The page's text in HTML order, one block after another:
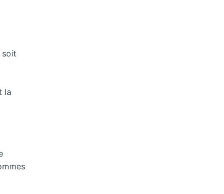
soit
la